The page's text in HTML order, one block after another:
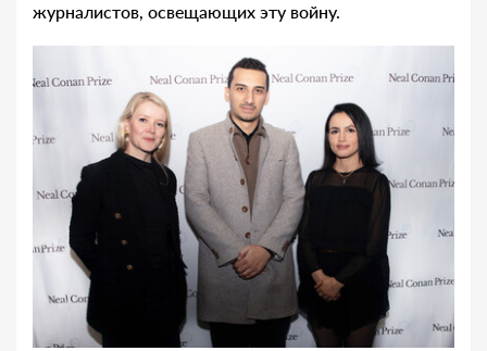
журналистов, освещающих эту войну.